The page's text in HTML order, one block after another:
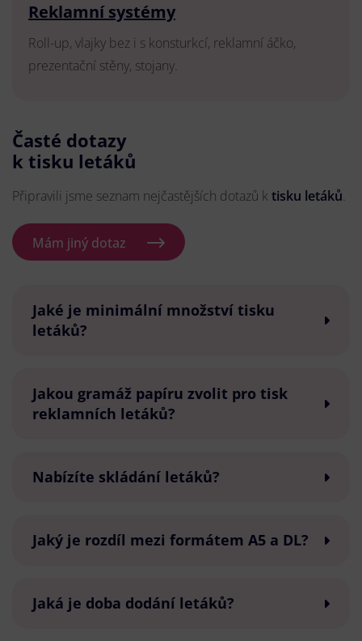
Reklamní systémy
Roll-up, vlajky bez i s konsturkcí, reklamní áčko,
prezentační stěny, stojany.
Časté dotazy
k tisku letáků
Připravili jsme seznam nejčastějších dotazů k tisku letáků.
Mám jiný dotaz
Jaké je minimální množství tisku
letáků?
Jakou gramáž papíru zvolit pro tisk
reklamních letáků?
Nabízíte skládání letáků?
Jaký je rozdíl mezi formátem A5 a DL?
Jaká je doba dodání letáků?